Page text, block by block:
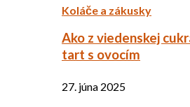
Koláče a zákusky
Ako z viedenskej
tart s ovocím
27. júna 2025